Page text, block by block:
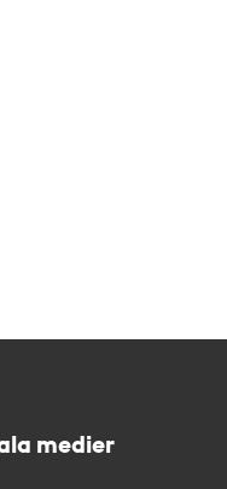
medier